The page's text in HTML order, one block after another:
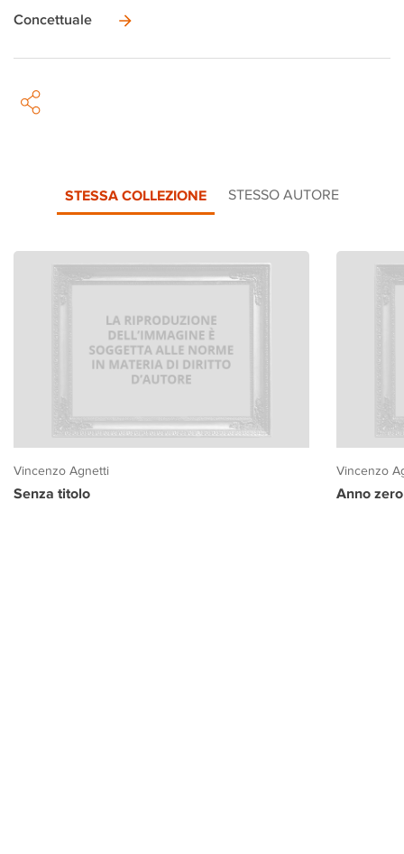
Concettuale
STESSA COLLEZIONE STESSO AUTORE
Vincenzo Agnetti
Senza titolo
Vincenzo
Anno zero